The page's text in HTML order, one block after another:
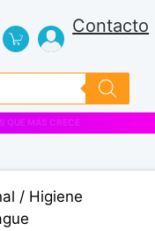
Contacto
/ Higiene